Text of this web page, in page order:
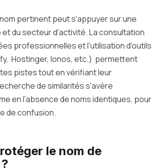
pertinent peut s'appuyer sur une
et du secteur d'activité. La consultation
professionnelles et l'utilisation d'outils
Hostinger, Ionos, etc.) permettent
pistes tout en vérifiant leur
de similarités s'avère
en l'absence de noms identiques, pour
de confusion.
le nom de